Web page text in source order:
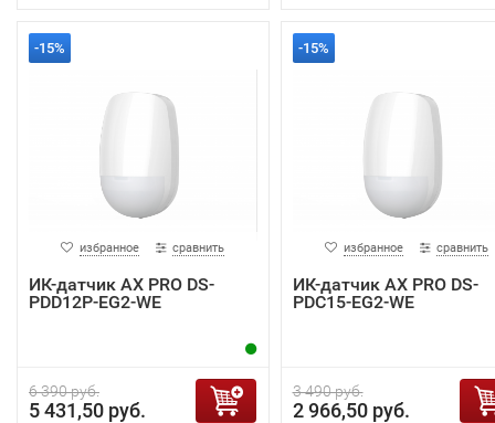
-15%
избранное сравнить
ИК-датчик AX PRO DS-
PDD12P-EG2-WE
6 390 руб.
5 431,50 руб.
-15%
избранное сравнить
ИК-датчик AX PRO DS-
PDC15-EG2-WE
3 490 руб.
2 966,50 руб.